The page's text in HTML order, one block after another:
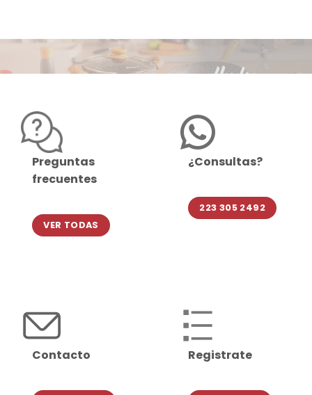
Preguntas
frecuentes
VER TODAS
¿Consultas?
223 305 2492
Contacto Registrate